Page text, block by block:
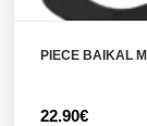
PIECE BAIKAL
22.90€